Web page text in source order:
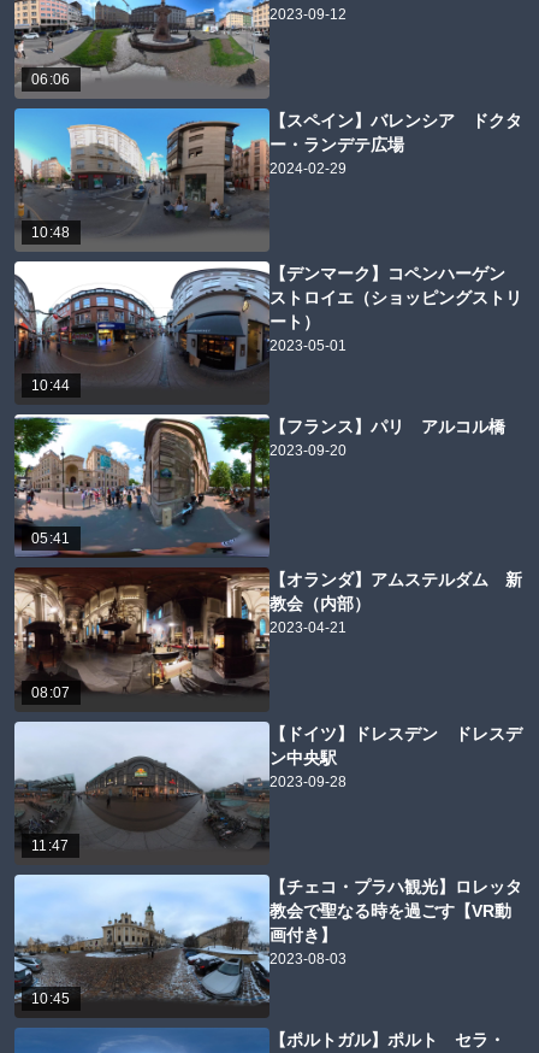
06:06
2023-09-12
10:48
【スペイン】バレンシア ドクタ
ー・ランデテ広場
2024-02-29
10:44
【デンマーク】コペンハーゲン
ストロイエ（ショッピングストリ
ート）
2023-05-01
05:41
【フランス】パリ アルコル橋
2023-09-20
08:07
【オランダ】アムステルダム 新
教会（内部）
2023-04-21
11:47
【ドイツ】ドレスデン ドレスデ
ン中央駅
2023-09-28
10:45
【チェコ・プラハ観光】ロレッタ
教会で聖なる時を過ごす【VR動
画付き】
2023-08-03
【ポルトガル】ポルト セラ・